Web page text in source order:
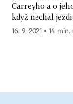
Carreyho a o
když nechal
16. 9. 2021 ▪ 14 min.